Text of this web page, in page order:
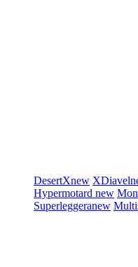
DesertXnew XDiavel
Hypermotard new
Superleggeranew